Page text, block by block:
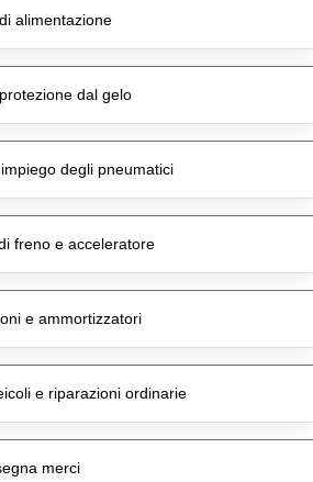
alimentazione
dal gelo
degli pneumatici
freno e acceleratore
e ammortizzatori
e riparazioni ordinarie
merci